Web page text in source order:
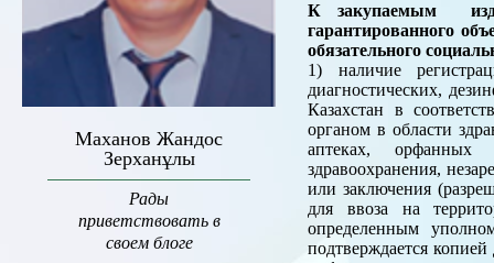
Маханов Жандос
Зерханұлы
Рады
приветствовать в
своем блоге
К закупаемым
гарантированного
обязательного
1) наличие
диагностических,
Казахстан в
органом в области
аптеках, орфанных
здравоохранения,
или заключения
для ввоза на
определенным
подтверждается